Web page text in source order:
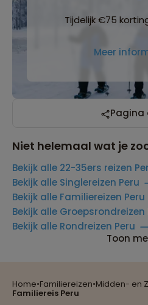
Home•Familiereizen•Midden- en
Familiereis Peru
Tijdelijk €75
Meer
Pagina
Niet helemaal wat je
Bekijk alle 22-35ers reizen
Bekijk alle Singlereizen Peru
Bekijk alle Familiereizen Peru
Bekijk alle Groepsrondreizen
Bekijk alle Rondreizen Peru
Toon
Reizen met oog voor